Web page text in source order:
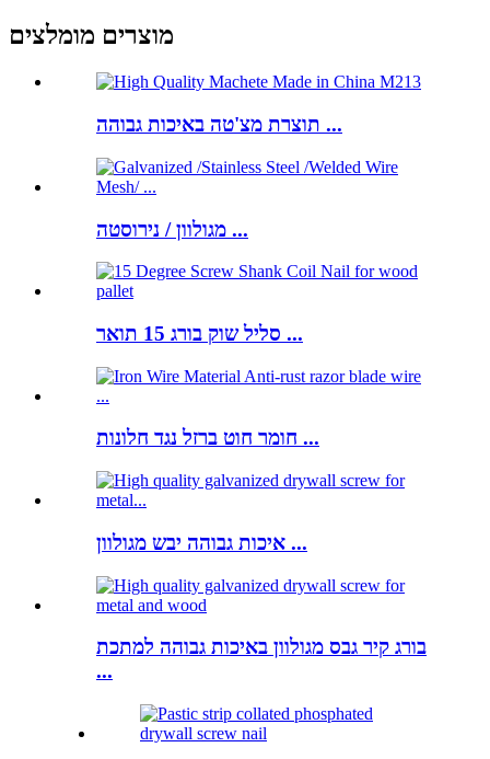
מוצרים מומלצים
תוצרת מצ'טה באיכות גבוהה ...
מגולוון / נירוסטה ...
סליל שוק בורג 15 תואר ...
חומר חוט ברזל נגד חלונות ...
איכות גבוהה יבש מגולוון ...
בורג קיר גבס מגולוון באיכות גבוהה למתכת
...